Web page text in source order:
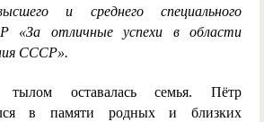
и среднего специального
«За отличные успехи в области
СССР».
тылом оставалась семья. Пётр
в памяти родных и близких